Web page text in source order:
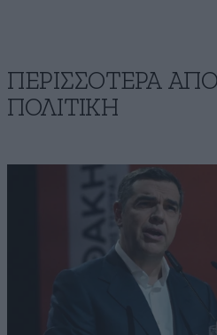
ΠΕΡΙΣΣΟΤΕΡΑ
ΠΟΛΙΤΙΚΗ